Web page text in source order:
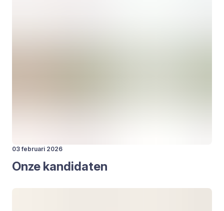
03 februari 2026
Onze kan­di­da­ten